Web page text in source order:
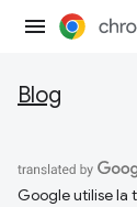
Blog
Google utilise la